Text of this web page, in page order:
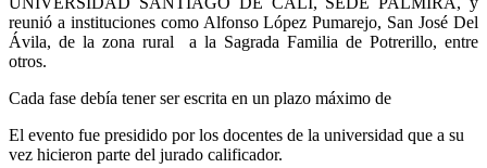
reunió a instituciones como Alfonso López Pumarejo, San José Del
Ávila, de la zona rural a la Sagrada Familia de Potrerillo, entre
otros.
Cada fase debía tener ser escrita en un plazo máximo de
El evento fue presidido por los docentes de la universidad que a su
vez hicieron parte del jurado calificador.